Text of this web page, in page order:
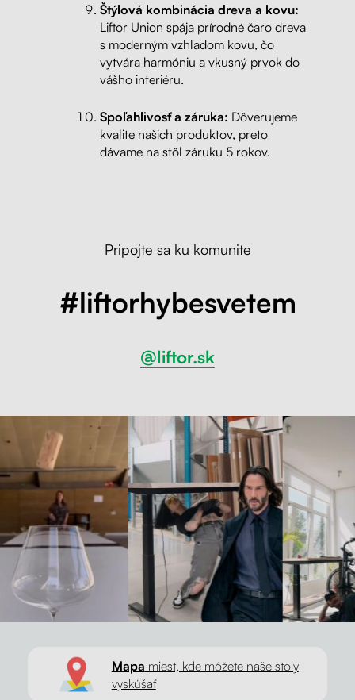
Štýlová kombinácia dreva a kovu:
Liftor Union spája prírodné čaro dreva
s moderným vzhľadom kovu, čo
vytvára harmóniu a vkusný prvok do
vášho interiéru.
Spoľahlivosť a záruka: Dôverujeme
kvalite našich produktov, preto
dávame na stôl záruku 5 rokov.
Pripojte sa ku komunite
#liftorhybesvetem
@liftor.sk
Mapa miest, kde môžete naše stoly
vyskúšať